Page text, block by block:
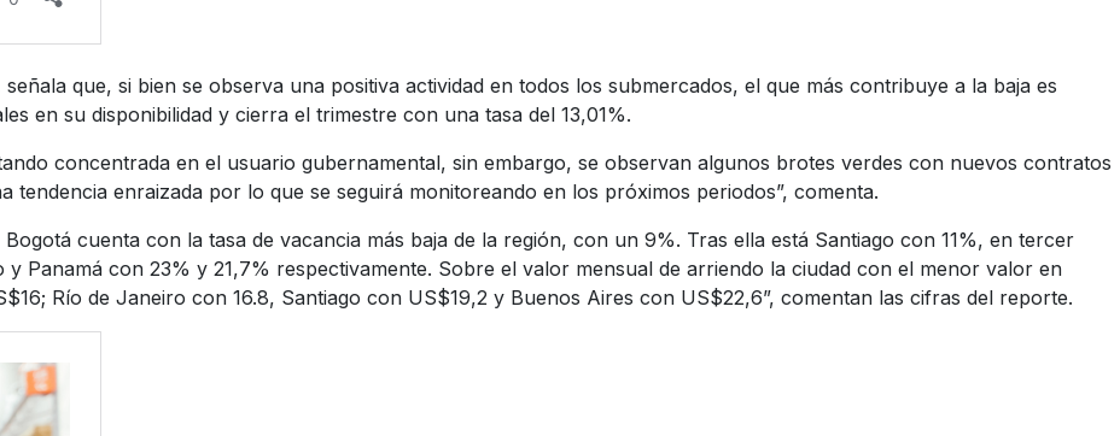
que, si bien se observa una positiva actividad en todos los submercados, el que más contribuye a la baja es
en su disponibilidad y cierra el trimestre con una tasa del 13,01%.
concentrada en el usuario gubernamental, sin embargo, se observan algunos brotes verdes con nuevos contratos
enraizada por lo que se seguirá monitoreando en los próximos periodos”, comenta.
cuenta con la tasa de vacancia más baja de la región, con un 9%. Tras ella está Santiago con 11%, en tercer
Panamá con 23% y 21,7% respectivamente. Sobre el valor mensual de arriendo la ciudad con el menor valor en
Río de Janeiro con 16.8, Santiago con US$19,2 y Buenos Aires con US$22,6”, comentan las cifras del reporte.